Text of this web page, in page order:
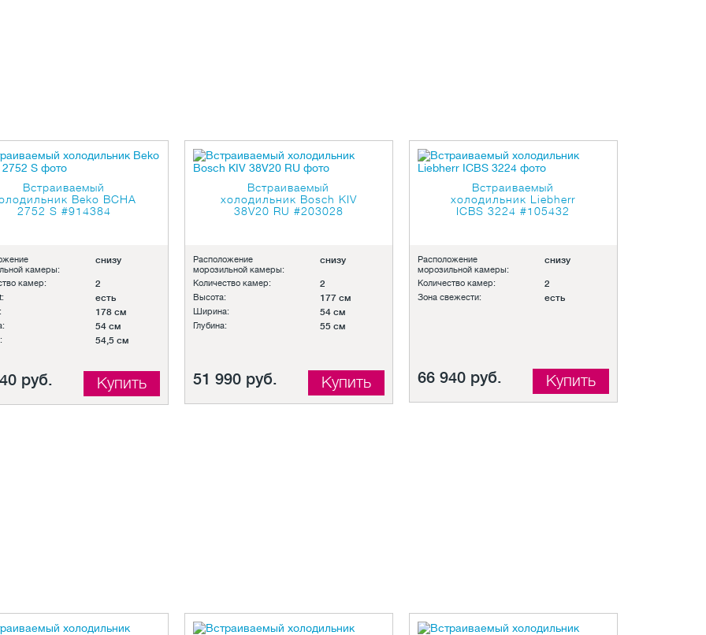
Встраиваемый
Beko BCHA
2752 S #914384
камеры:
снизу
камер: 2
есть
178 см
54 см
54,5 см
руб. Купить
Встраиваемый
холодильник Bosch KIV
38V20 RU #203028
Расположение
морозильной камеры:
снизу
Количество камер: 2
Высота: 177 см
Ширина: 54 см
Глубина: 55 см
51 990 руб. Купить
Встраиваемый
холодильник Liebherr
ICBS 3224#105432
Расположение
морозильной камеры:
снизу
Количество камер: 2
Зона свежести: есть
66 940 руб. Купить